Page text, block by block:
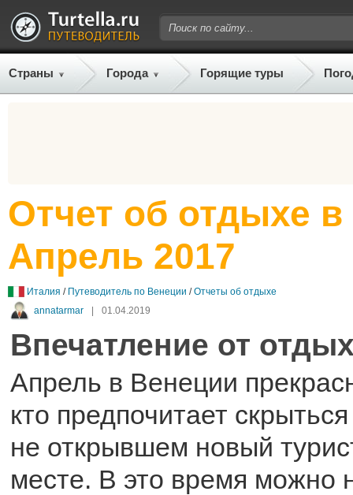
Страны Города Горящие туры
Отчет об отдыхе
Апрель 2017
Италия / Путеводитель по Венеции /Отчеты об отдыхе
annatarmar
| 01.04.2019
Впечатление от
Апрель в Венеции
кто предпочитает
не открывшем новый
месте. В это время можно